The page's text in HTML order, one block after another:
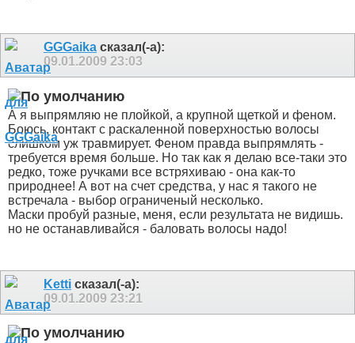
GGGaika сказал(-а):
09.01.2009 23:03
А я выпрямляю не плойкой, а крупной щеткой и феном.
Боюсь, контакт с раскаленной поверхностью волосы
слишком уж травмирует. Феном правда выпрямлять -
требуется время больше. Но так как я делаю все-таки это
редко, тоже ручками все встряхиваю - она как-то
природнее! А вот на счет средства, у нас я такого не
встречала - выбор ограниченый несколько.
Маски пробуй разные, меня, если результата не видишь.
но не останавливайся - баловать волосы надо!
Ketti сказал(-а):
09.01.2009 23:21